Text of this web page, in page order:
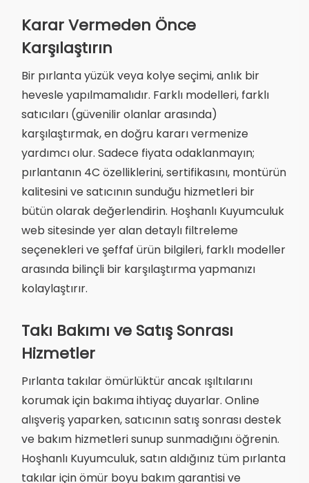
Karar Vermeden Önce
Karşılaştırın
Bir pırlanta yüzük veya kolye seçimi, anlık bir
hevesle yapılmamalıdır. Farklı modelleri, farklı
satıcıları (güvenilir olanlar arasında)
karşılaştırmak, en doğru kararı vermenize
yardımcı olur. Sadece fiyata odaklanmayın;
pırlantanın 4C özelliklerini, sertifikasını, montürün
kalitesini ve satıcının sunduğu hizmetleri bir
bütün olarak değerlendirin. Hoşhanlı Kuyumculuk
web sitesinde yer alan detaylı filtreleme
seçenekleri ve şeffaf ürün bilgileri, farklı modeller
arasında bilinçli bir karşılaştırma yapmanızı
kolaylaştırır.
Takı Bakımı ve Satış Sonrası
Hizmetler
Pırlanta takılar ömürlüktür ancak ışıltılarını
korumak için bakıma ihtiyaç duyarlar. Online
alışveriş yaparken, satıcının satış sonrası destek
ve bakım hizmetleri sunup sunmadığını öğrenin.
Hoşhanlı Kuyumculuk, satın aldığınız tüm pırlanta
takılar için ömür boyu bakım garantisi ve